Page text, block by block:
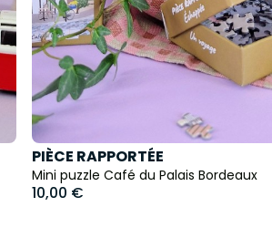
PIÈCE RAPPORTÉE
Mini puzzle Café du Palais Bordeaux
10,00 €